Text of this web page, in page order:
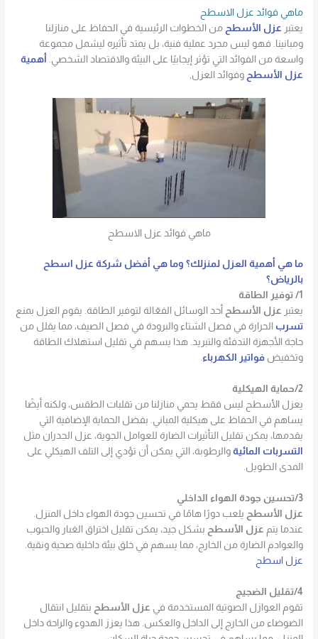
ماهي فوائد عزل الاسطح
يعتبر عزل الأسطح من الخطوات الرئيسية في الحفاظ على منازلنا
ومبانينا. فهو ليس مجرد عملية فنية، بل يمتد تأثيره ليشمل مجموعة
واسعة من الفوائد التي تؤثر إيجابيًا على البيئة والاقتصاد الشخصي. أهمية
عزل الأسطح وفوائد العزل,
ماهي فوائد عزل الاسطح
ما هي أهمية العزل لمنزلك؟ وما هي أفضل شركة عزل اسطح
بالرياض؟
1/ توفير الطاقة
يعتبر عزل الأسطح أحد الوسائل الفعّالة لتوفير الطاقة. يقوم العزل بمنع
تسرب الحرارة في فصل الشتاء والبرودة في فصل الصيف، مما يقلل من
حاجة الأجهزة التدفئة والتبريد. هذا يسهم في تقليل استهلاك الطاقة
وتخفيضفواتير الكهرباء
2/حماية الهيكلية
يعزل الأسطح ليس فقط يحمي منازلنا من تقلبات الطقس، ولكنه أيضًا
يساهم في الحفاظ على هيكلية المباني. بفضل الحماية الإضافية التي
يقدمها، يمكن تقليل التأثيرات الضارة للعوامل الجوية، عزل الجدران مثل
التسربات المائية والرطوبة، التي يمكن أن تؤدي إلى التلف الهيكلي على
المدى الطويل.
3/تحسين جودة الهواء الداخلي
عزل الأسطح يلعب دورًا هامًا في تحسين جودة الهواء داخل المنزل.
عندما يتم عزل الأسطح بشكل جيد، يمكن تقليل اختراق الغبار والحبوب
والعوادم الضارة من الخارج، مما يسهم في خلق بيئة داخلية صحية ونقية.
عزل اسطح
4/تقليل الضجيج
تقوم العوازل الصوتية المستخدمة في عزل الأسطح بتقليل انتقال
الضوضاء من الخارج إلى الداخل والعكس. هذا يعزز الهدوء والراحة داخل